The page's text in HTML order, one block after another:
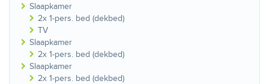
Slaapkamer
2x 1-pers. bed (dekbed)
TV
Slaapkamer
2x 1-pers. bed (dekbed)
Slaapkamer
2x 1-pers. bed (dekbed)